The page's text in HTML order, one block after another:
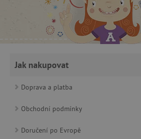
Jak nakupovat
Doprava a platba
Obchodní podmínky
Doručení po Evropě
cjConsent
Google Privacy Policy